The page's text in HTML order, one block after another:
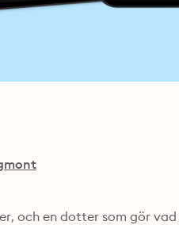
och en dotter som gör